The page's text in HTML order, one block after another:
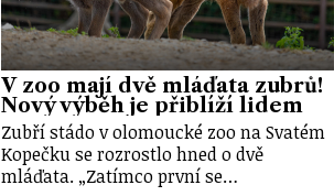
V zoo mají dvě mláďata zubrů!
Nový výběh je přiblíží lidem
Zubří stádo v olomoucké zoo na Svatém
Kopečku se rozrostlo hned o dvě
mláďata. „Zatímco první se…